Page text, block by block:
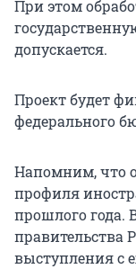
При этом
допускается.
Проект будет
федерального
Напомним, что
профиля
прошлого года.
выступления с